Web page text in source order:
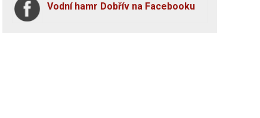
Vodní hamr Dobřív na Facebooku